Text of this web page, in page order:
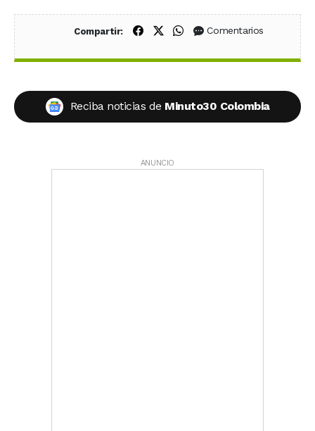
Compartir: Compartir en Facebook
Compartir en X (Twitter)
Compartir en WhatsApp
Comentarios
Reciba noticias de Minuto30 Colombia
ANUNCIO